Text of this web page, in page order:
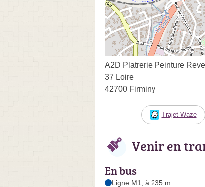
A2D Platrerie Peinture
37 Loire
42700 Firminy
Trajet Waze
Venir en
En bus
Ligne M1, à 235 m